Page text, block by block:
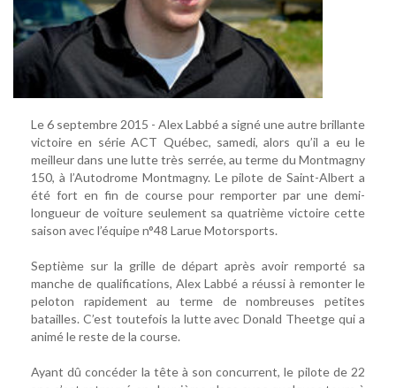
Le 6 septembre 2015 - Alex Labbé a signé une autre brillante
victoire en série ACT Québec, samedi, alors qu’il a eu le
meilleur dans une lutte très serrée, au terme du Montmagny
150, à l’Autodrome Montmagny. Le pilote de Saint-Albert a
été fort en fin de course pour remporter par une demi-
longueur de voiture seulement sa quatrième victoire cette
saison avec l’équipe n°48 Larue Motorsports.
Septième sur la grille de départ après avoir remporté sa
manche de qualifications, Alex Labbé a réussi à remonter le
peloton rapidement au terme de nombreuses petites
batailles. C’est toutefois la lutte avec Donald Theetge qui a
animé le reste de la course.
Ayant dû concéder la tête à son concurrent, le pilote de 22